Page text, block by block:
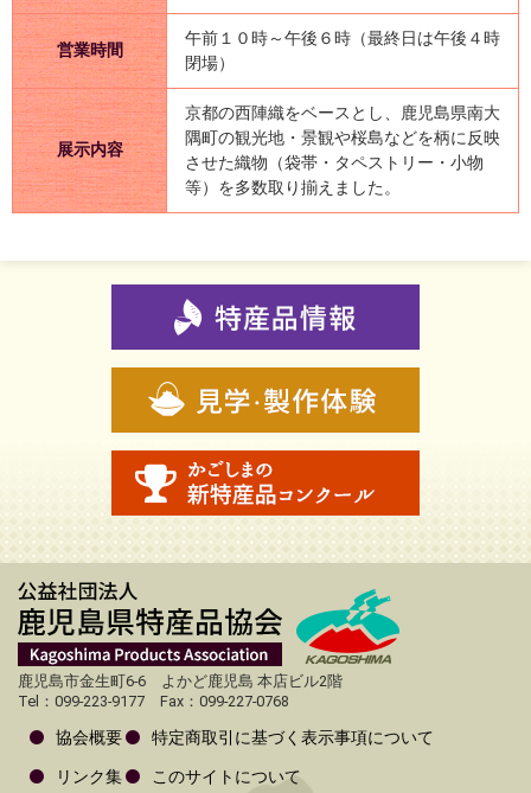
営業時間
午前１０時～午後６時（最終日は午後４時
閉場）
展示内容
京都の西陣織をベースとし、鹿児島県南大
隅町の観光地・景観や桜島などを柄に反映
させた織物（袋帯・タペストリー・小物
等）を多数取り揃えました。
鹿児島市金生町6-6 よかど鹿児島 本店ビル2階
Tel：099-223-9177 Fax：099-227-0768
協会概要 特定商取引に基づく表示事項について
リンク集 このサイトについて